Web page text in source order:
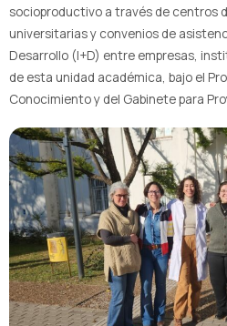
socioproductivo a través de centros
universitarias y convenios de
Desarrollo (I+D) entre empresas,
de esta unidad académica, bajo el
Conocimiento y del Gabinete para